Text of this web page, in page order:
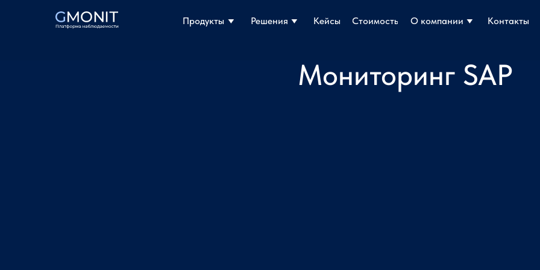
Контакты
О компании
Стоимость
Кейсы
Решения
Продукты Контакты
О компании
Стоимость
Кейсы
Решения
Продукты
Мониторинг SAP